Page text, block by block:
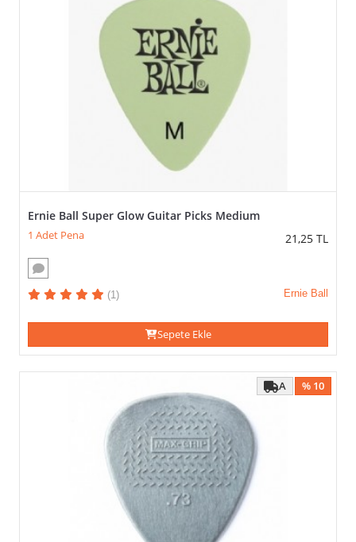
Ernie Ball Super Glow Guitar Picks Medium
1 Adet Pena 21,25 TL
(1) Ernie Ball
Sepete Ekle
% 10
A